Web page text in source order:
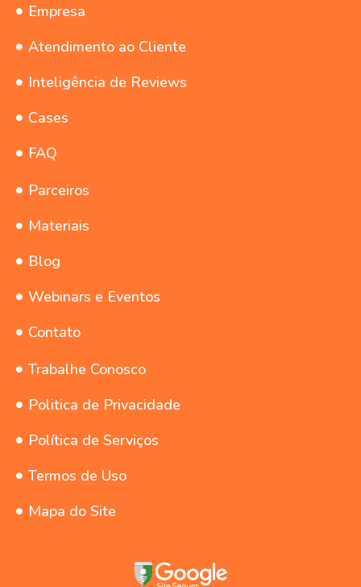
Empresa
Atendimento ao Cliente
Inteligência de Reviews
Cases
FAQ
Parceiros
Materiais
Blog
Webinars e Eventos
Contato
Trabalhe Conosco
Politica de Privacidade
Política de Serviços
Termos de Uso
Mapa do Site